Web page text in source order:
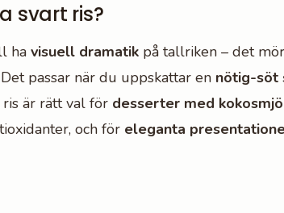
svart ris?
ha visuell dramatik på tallriken – det
passar när du uppskattar en nötig-söt
ris är rätt val för desserter med
och för eleganta